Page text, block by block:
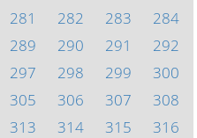
281 282 283
284
289 290 291
292
297 298 299
300
305 306 307
308
313 314 315
316